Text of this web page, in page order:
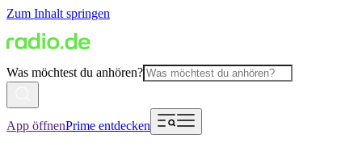
Zum Inhalt springen
Was möchtest du anhören?
App öffnenPrime entdecken